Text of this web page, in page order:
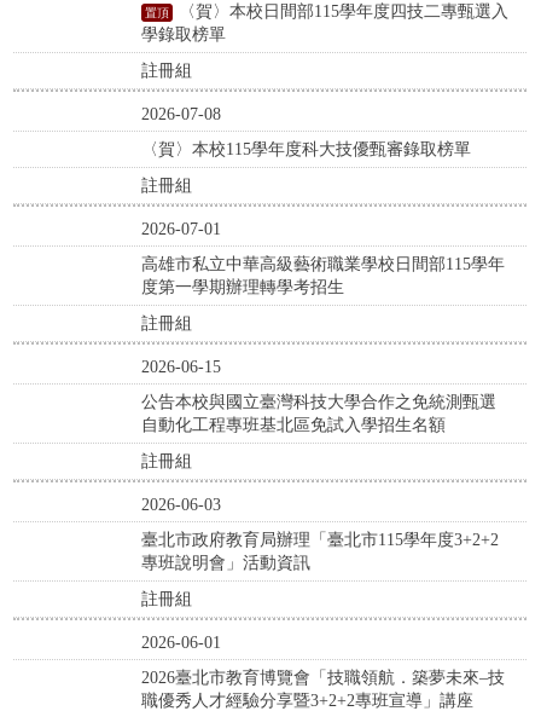
〈賀〉本校日間部115學年度四技二專甄選入
學錄取榜單
註冊組
2026-07-08
〈賀〉本校115學年度科大技優甄審錄取榜單
註冊組
2026-07-01
高雄市私立中華高級藝術職業學校日間部115學年
度第一學期辦理轉學考招生
註冊組
2026-06-15
公告本校與國立臺灣科技大學合作之免統測甄選
自動化工程專班基北區免試入學招生名額
註冊組
2026-06-03
臺北市政府教育局辦理「臺北市115學年度3+2+2
專班說明會」活動資訊
註冊組
2026-06-01
2026臺北市教育博覽會「技職領航．築夢未來–技
職優秀人才經驗分享暨3+2+2專班宣導」講座